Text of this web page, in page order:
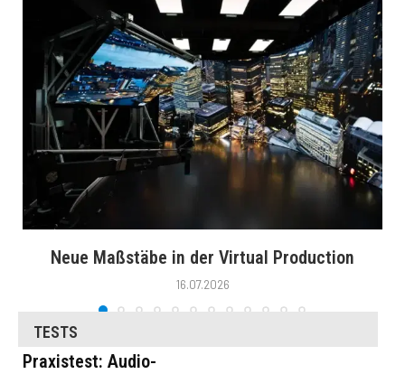
Neue Maßstäbe in der Virtual Production
16.07.2026
TESTS
Praxistest: Audio-